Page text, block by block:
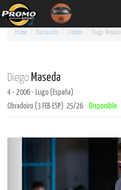
Home Baloncesto Listado Diego Maseda
Diego Maseda
4 - 2006 - Lugo (España)
Obradoiro (3 FEB ESP) 25/26
Disponible